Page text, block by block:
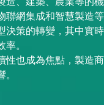
網集成和智慧製造等
決策的轉變，其中實
。
性也成為焦點，製造